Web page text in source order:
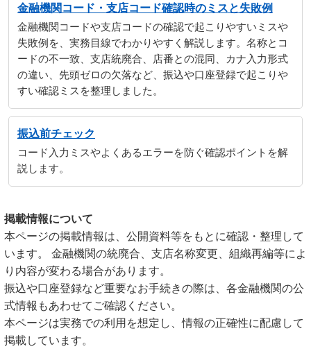
金融機関コード・支店コード確認時のミスと失敗例
金融機関コードや支店コードの確認で起こりやすいミスや
失敗例を、実務目線でわかりやすく解説します。名称とコ
ードの不一致、支店統廃合、店番との混同、カナ入力形式
の違い、先頭ゼロの欠落など、振込や口座登録で起こりや
すい確認ミスを整理しました。
振込前チェック
コード入力ミスやよくあるエラーを防ぐ確認ポイントを解
説します。
掲載情報について
本ページの掲載情報は、公開資料等をもとに確認・整理して
います。 金融機関の統廃合、支店名称変更、組織再編等によ
り内容が変わる場合があります。
振込や口座登録など重要なお手続きの際は、各金融機関の公
式情報もあわせてご確認ください。
本ページは実務での利用を想定し、情報の正確性に配慮して
掲載しています。